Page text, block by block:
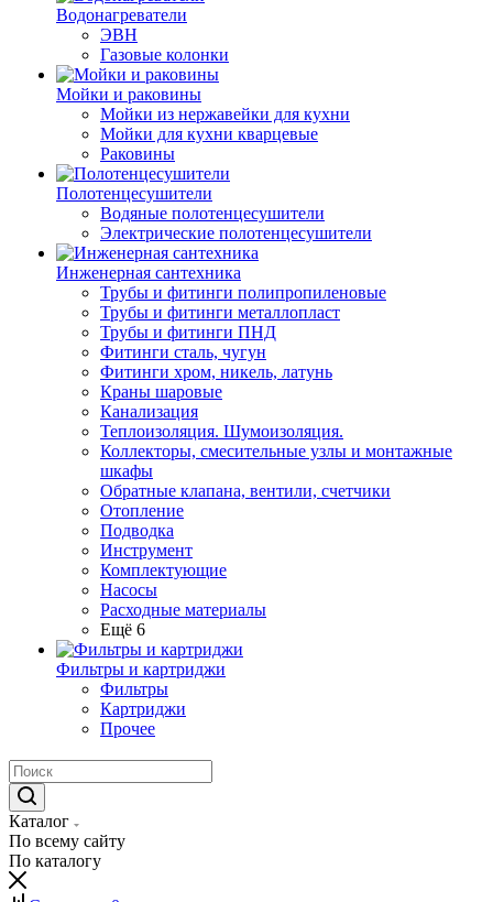
Водонагреватели
ЭВН
Газовые колонки
Мойки и раковины
Мойки из нержавейки для кухни
Мойки для кухни кварцевые
Раковины
Полотенцесушители
Водяные полотенцесушители
Электрические полотенцесушители
Инженерная сантехника
Трубы и фитинги полипропиленовые
Трубы и фитинги металлопласт
Трубы и фитинги ПНД
Фитинги сталь, чугун
Фитинги хром, никель, латунь
Краны шаровые
Канализация
Теплоизоляция. Шумоизоляция.
Коллекторы, смесительные узлы и монтажные
шкафы
Обратные клапана, вентили, счетчики
Отопление
Подводка
Инструмент
Комплектующие
Насосы
Расходные материалы
Ещё 6
Фильтры и картриджи
Фильтры
Картриджи
Прочее
Каталог
По всему сайту
По каталогу